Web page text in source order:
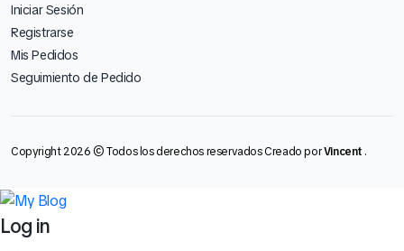
Iniciar Sesión
Registrarse
Mis Pedidos
Seguimiento de Pedido
Copyright 2026 © Todos los derechos reservados Creado porVincent .
Log in